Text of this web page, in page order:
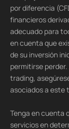
por diferencia
financieros
adecuado para
en cuenta que
de su inversión
permitirse
trading,
asociados a este
Tenga en cuenta
servicios en